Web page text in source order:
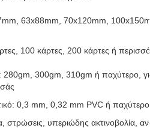
63x88mm, 70x120mm,
100 κάρτες, 200 κάρτες ή
280gm, 300gm, 310gm ή παχύτερο,
0,3 mm, 0,32 mm PVC ή παχύτερο
στρώσεις, υπεριώδης ακτινοβολία,